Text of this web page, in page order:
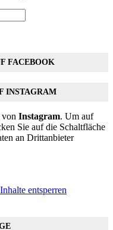
FACEBOOK
INSTAGRAM
von Instagram. Um auf
Sie auf die Schaltfläche
an Drittanbieter
entsperren